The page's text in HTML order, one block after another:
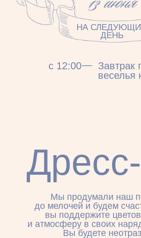
просьба:
Ваша любовь, улыбки и время,
Если вы захотите нас порадовать
дополнительно, будем благодарны
за любой вклад в наш свадебный фонд.